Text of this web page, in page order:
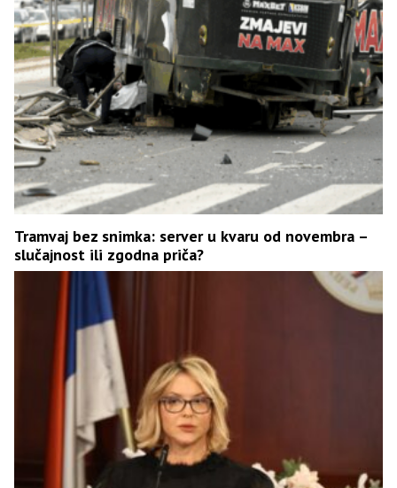
Tramvaj bez snimka: server u kvaru od novembra –
slučajnost ili zgodna priča?